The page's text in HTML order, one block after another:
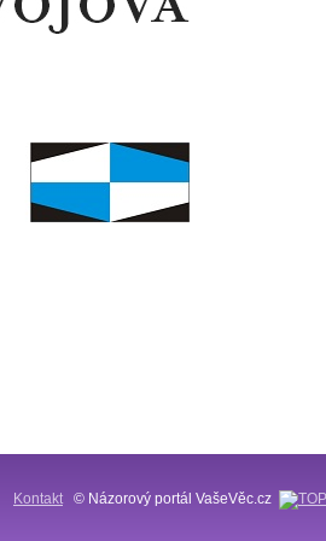
Kontakt © Názorový portál VašeVěc.cz